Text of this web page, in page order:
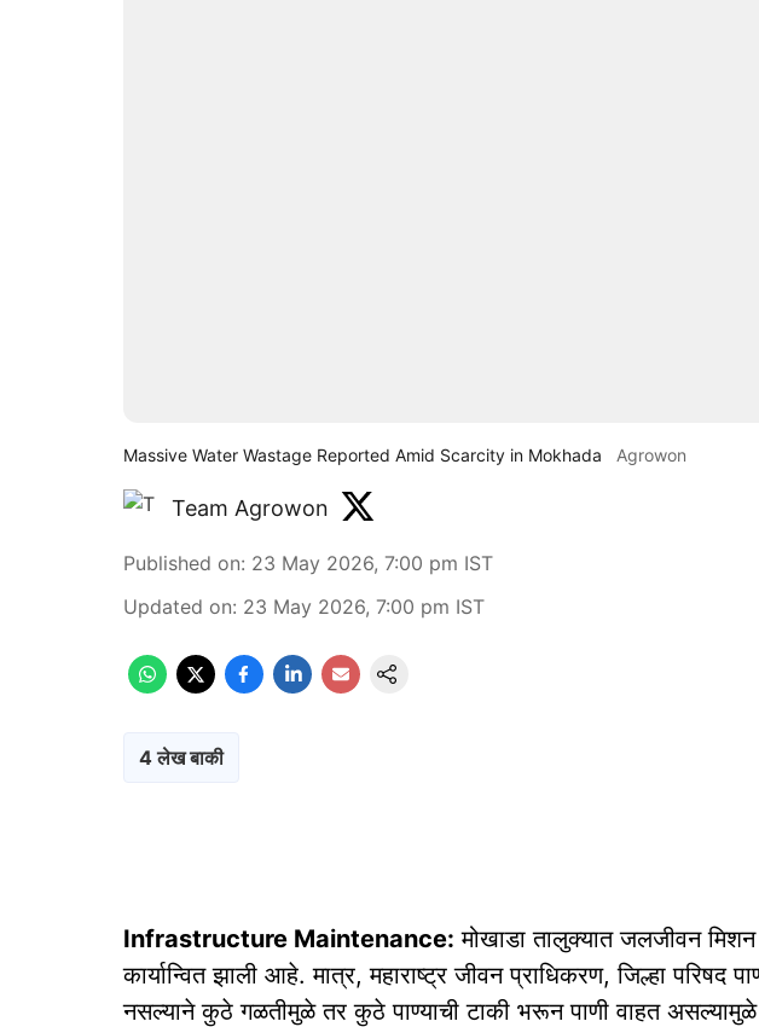
Massive Water Wastage Reported Amid Scarcity in Mokhada Agrowon
Team Agrowon
Published on: 23 May 2026, 7:00 pm IST
Updated on: 23 May 2026, 7:00 pm IST
4 लेख बाकी
Infrastructure Maintenance: मोखाडा तालुक्यात जलजीवन मिशन
कार्यान्वित झाली आहे. मात्र, महाराष्ट्र जीवन प्राधिकरण, जिल्हा परिषद
नसल्याने कुठे गळतीमुळे तर कुठे पाण्याची टाकी भरून पाणी वाहत असल्यामुळे